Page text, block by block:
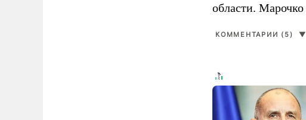
области. Марочко
КОММЕНТАРИИ (5) ▼